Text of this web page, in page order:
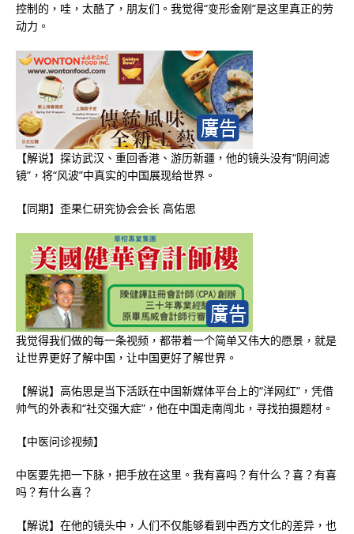
控制的，哇，太酷了，朋友们。我觉得“变形金刚”是这里真正的劳
动力。
【解说】探访武汉、重回香港、游历新疆，他的镜头没有“阴间滤
镜”，将“风波”中真实的中国展现给世界。
【同期】歪果仁研究协会会长 高佑思
我觉得我们做的每一条视频，都带着一个简单又伟大的愿景，就是
让世界更好了解中国，让中国更好了解世界。
【解说】高佑思是当下活跃在中国新媒体平台上的“洋网红”，凭借
帅气的外表和“社交强大症”，他在中国走南闯北，寻找拍摄题材。
【中医问诊视频】
中医要先把一下脉，把手放在这里。我有喜吗？有什么？喜？有喜
吗？有什么喜？
【解说】在他的镜头中，人们不仅能够看到中西方文化的差异，也